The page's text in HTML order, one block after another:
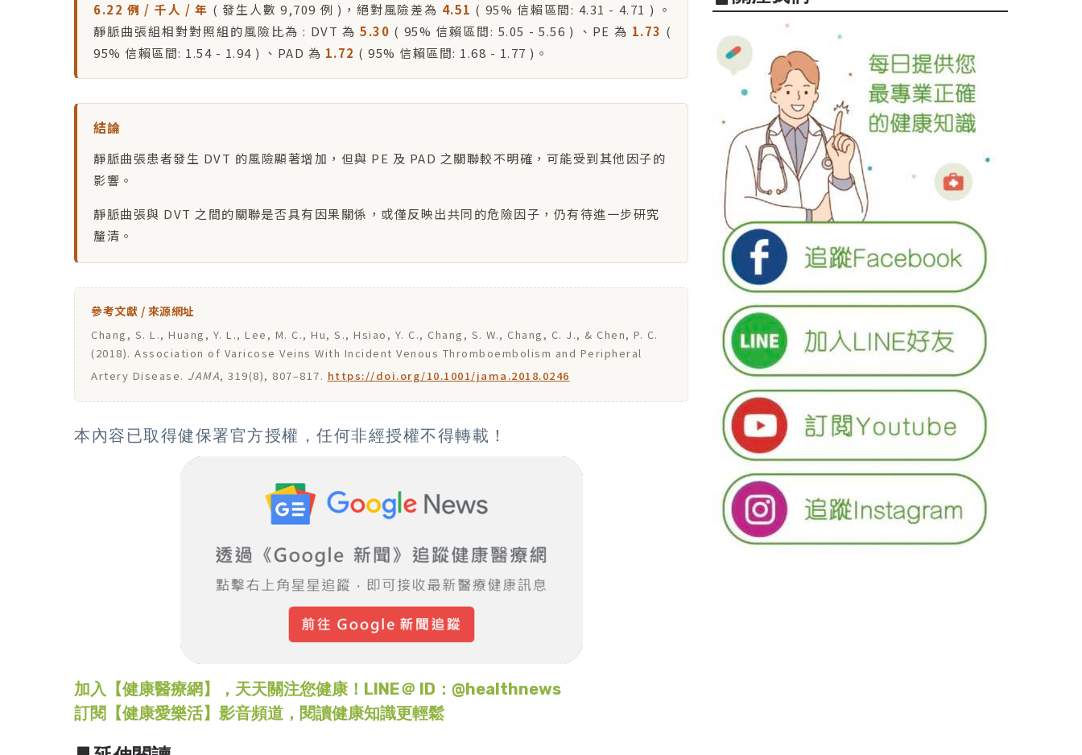
6.22 例 / 千人 / 年 ( 發生人數 9,709 例 )，絕對風險差為 4.51 ( 95% 信賴區間: 4.31 - 4.71 ) 。
靜脈曲張組相對對照組的風險比為 : DVT 為5.30 ( 95% 信賴區間: 5.05 - 5.56 ) 、PE 為 1.73 (
95% 信賴區間: 1.54 - 1.94 ) 、PAD 為 1.72 ( 95% 信賴區間: 1.68 - 1.77 )。
結論
靜脈曲張患者發生 DVT 的風險顯著增加，但與 PE 及 PAD 之關聯較不明確，可能受到其他因子的
影響。
靜脈曲張與 DVT 之間的關聯是否具有因果關係，或僅反映出共同的危險因子，仍有待進一步研究
釐清。
參考文獻 / 來源網址
Chang, S. L., Huang, Y. L., Lee, M. C., Hu, S., Hsiao, Y. C., Chang, S. W., Chang, C. J., & Chen, P. C.
(2018). Association of Varicose Veins With Incident Venous Thromboembolism and Peripheral
Artery Disease. JAMA, 319(8), 807–817. https://doi.org/10.1001/jama.2018.0246
本內容已取得健保署官方授權，任何非經授權不得轉載！
加入【健康醫療網】，天天關注您健康！LINE＠ ID：@healthnews
訂閱【健康愛樂活】影音頻道，閱讀健康知識更輕鬆